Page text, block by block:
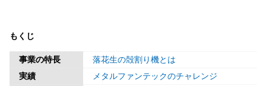
もくじ
事業の特長
落花生の殻割り機とは
実績
メタルファンテックのチャレンジ